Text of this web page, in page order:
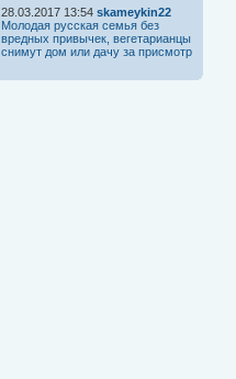
28.03.2017 13:54 skameykin22
Молодая русская семья без
вредных привычек, вегетарианцы
снимут дом или дачу за присмотр